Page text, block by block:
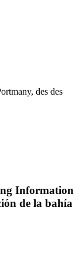
des des
Information
de la bahía